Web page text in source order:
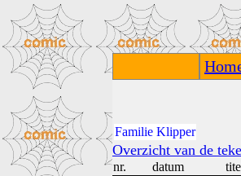
Familie Klipper
Overzicht van de
nr. datum